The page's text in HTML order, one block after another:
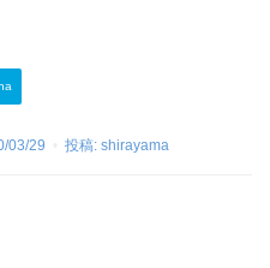
03/29 投稿: shirayama